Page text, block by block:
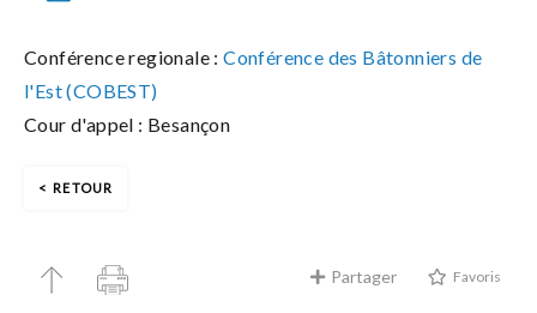
Conférence regionale : Conférence des Bâtonniers de
l'Est (COBEST)
Cour d'appel : Besançon
RETOUR
Partager Favoris